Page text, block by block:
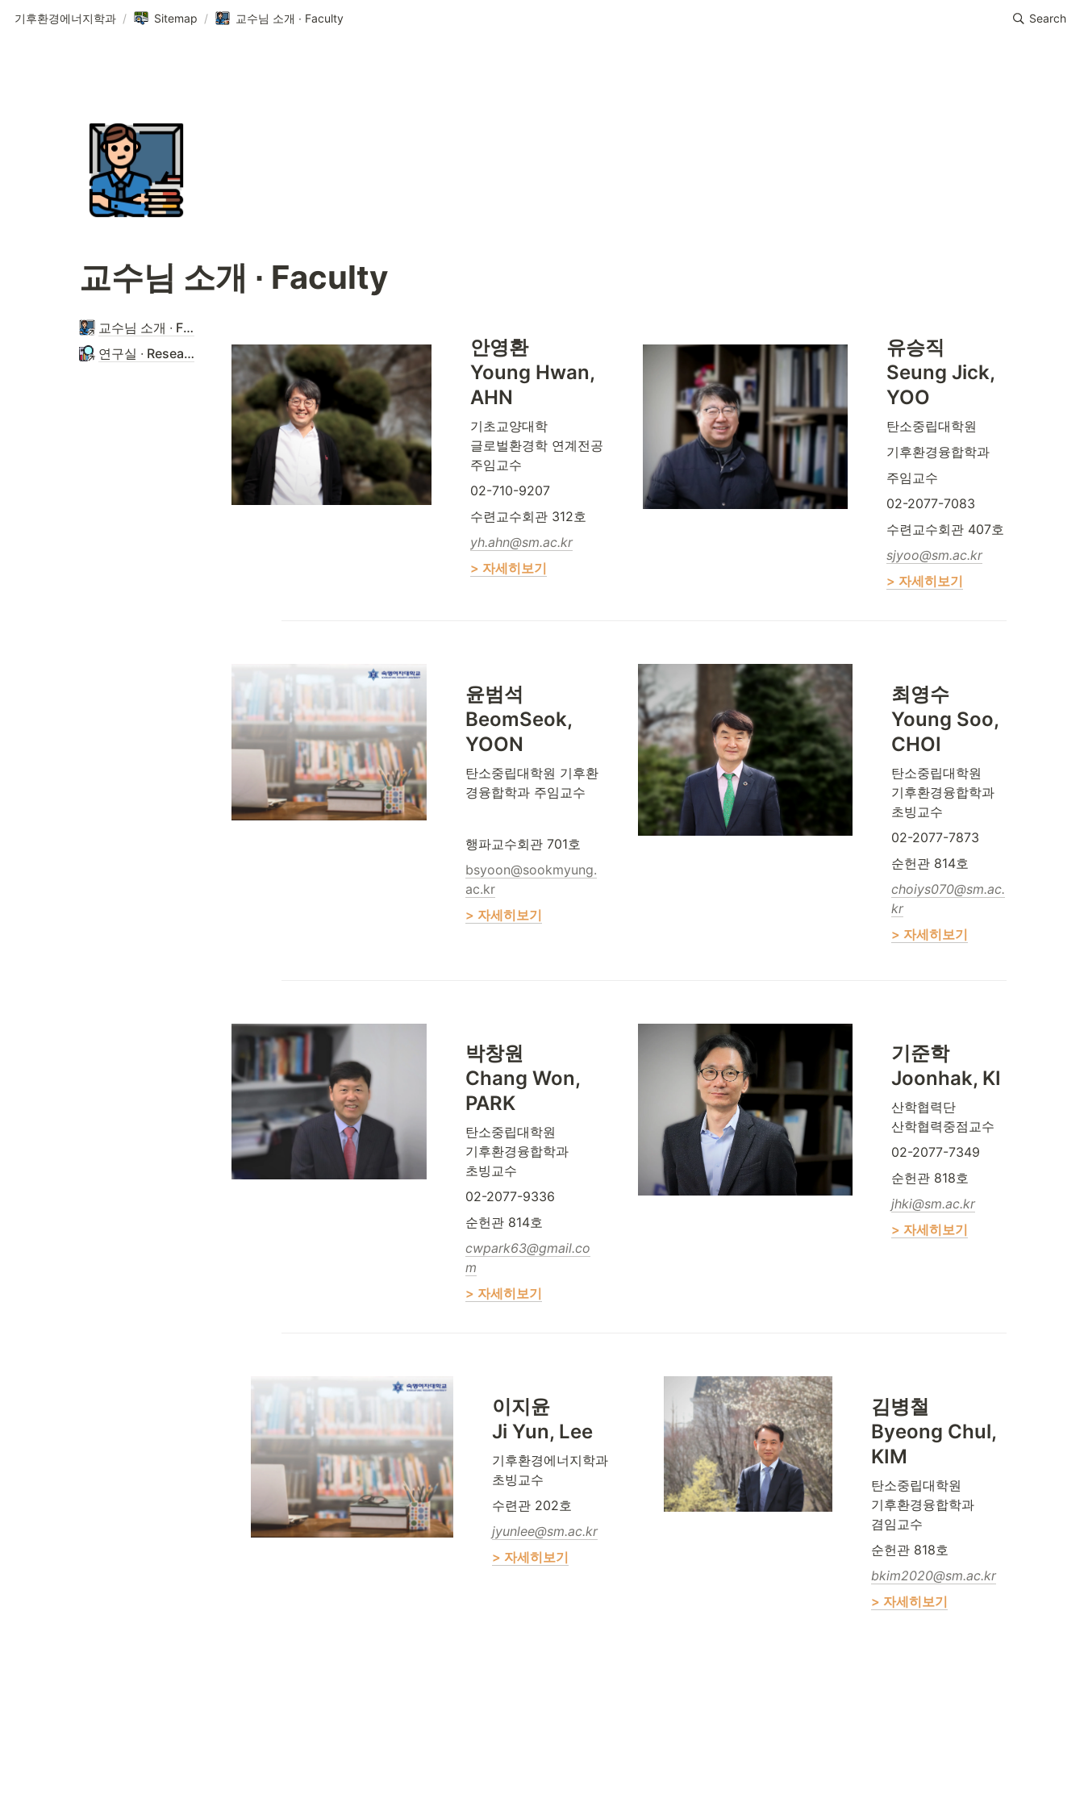
기후환경에너지학과 / Sitemap / 교수님 소개 ∙ Faculty Search
교수님 소개 ∙ Faculty
교수님 소개 ∙ Faculty
연구실 ∙ Research Lab
안영환
Young Hwan,
AHN
기초교양대학
글로벌환경학 연계전공
주임교수
02-710-9207
수련교수회관 312호
yh.ahn@sm.ac.kr
> 자세히보기
유승직
Seung Jick,
YOO
탄소중립대학원
기후환경융합학과
주임교수
02-2077-7083
수련교수회관 407호
sjyoo@sm.ac.kr
> 자세히보기
윤범석
BeomSeok,
YOON
탄소중립대학원 기후환
경융합학과 주임교수
행파교수회관 701호
bsyoon@sookmyung.
ac.kr
> 자세히보기
최영수
Young Soo,
CHOI
탄소중립대학원
기후환경융합학과
초빙교수
02-2077-7873
순헌관 814호
choiys070@sm.ac.
kr
> 자세히보기
박창원
Chang Won,
PARK
탄소중립대학원
기후환경융합학과
초빙교수
02-2077-9336
순헌관 814호
cwpark63@gmail.co
m
> 자세히보기
기준학
Joonhak, KI
산학협력단
산학협력중점교수
02-2077-7349
순헌관 818호
jhki@sm.ac.kr
> 자세히보기
이지윤
Ji Yun, Lee
기후환경에너지학과
초빙교수
수련관 202호
jyunlee@sm.ac.kr
> 자세히보기
김병철
Byeong Chul,
KIM
탄소중립대학원
기후환경융합학과
겸임교수
순헌관 818호
bkim2020@sm.ac.kr
> 자세히보기